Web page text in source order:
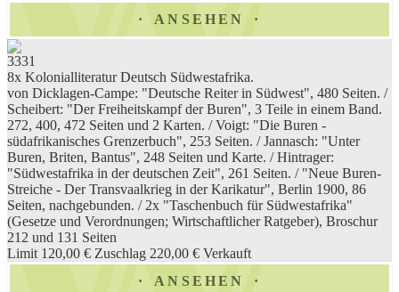
ANSEHEN
3331
8x Kolonialliteratur Deutsch Südwestafrika.
von Dicklagen-Campe: "Deutsche Reiter in Südwest", 480 Seiten. /
Scheibert: "Der Freiheitskampf der Buren", 3 Teile in einem Band.
272, 400, 472 Seiten und 2 Karten. / Voigt: "Die Buren -
südafrikanisches Grenzerbuch", 253 Seiten. / Jannasch: "Unter
Buren, Briten, Bantus", 248 Seiten und Karte. / Hintrager:
"Südwestafrika in der deutschen Zeit", 261 Seiten. / "Neue Buren-
Streiche - Der Transvaalkrieg in der Karikatur", Berlin 1900, 86
Seiten, nachgebunden. / 2x "Taschenbuch für Südwestafrika"
(Gesetze und Verordnungen; Wirtschaftlicher Ratgeber), Broschur
212 und 131 Seiten
Limit 120,00 € Zuschlag 220,00 € Verkauft
ANSEHEN